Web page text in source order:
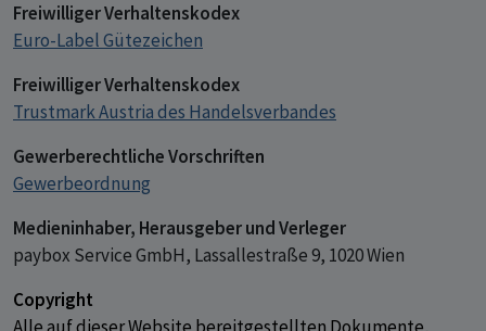
Freiwilliger Verhaltenskodex
Euro-Label Gütezeichen
Freiwilliger Verhaltenskodex
Trustmark Austria des Handelsverbandes
Gewerberechtliche Vorschriften
Gewerbeordnung
Medieninhaber, Herausgeber und Verleger
paybox Service GmbH, Lassallestraße 9, 1020 Wien
Copyright